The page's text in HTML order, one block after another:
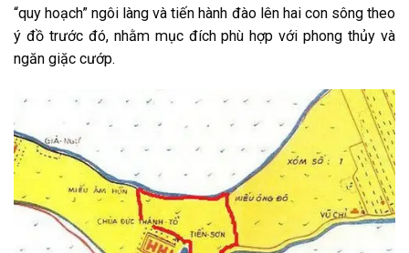
“quy hoạch” ngôi làng và tiến hành đào lên hai con sông theo
ý đồ trước đó, nhằm mục đích phù hợp với phong thủy và
ngăn giặc cướp.